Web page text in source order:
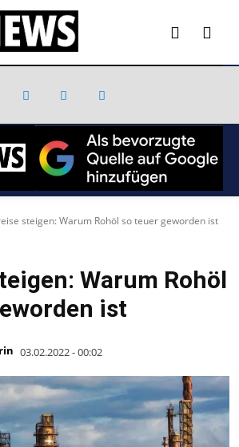
steigen: Warum Rohöl so teuer geworden ist
Warum Rohöl
ist
03.02.2022 - 00:02